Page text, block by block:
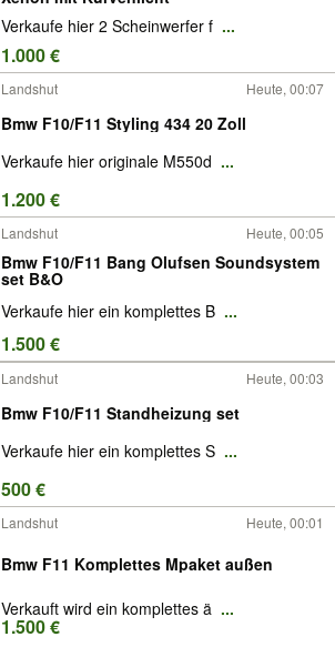
Verkaufe hier 2 Scheinwerfer f ...
1.000 €
Landshut Heute, 00:07
Bmw F10/F11 Styling 434 20 Zoll
Verkaufe hier originale M550d ...
1.200 €
Landshut Heute, 00:05
Bmw F10/F11 Bang Olufsen Soundsystem
set B&O
Verkaufe hier ein komplettes B ...
1.500 €
Landshut Heute, 00:03
Bmw F10/F11 Standheizung set
Verkaufe hier ein komplettes S ...
500 €
Landshut Heute, 00:01
Bmw F11 Komplettes Mpaket außen
Verkauft wird ein komplettes ä ...
1.500 €